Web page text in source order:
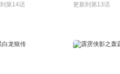
第14话 更新到第13话